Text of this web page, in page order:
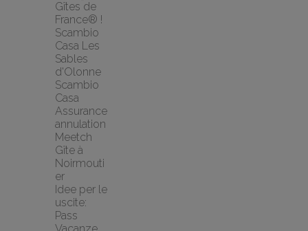
Gîtes de
France® !
Scambio
Casa Les
Sables
d'Olonne
Scambio
Casa
Assurance
annulation
Meetch
Gîte à
Noirmouti
er
Idee per le
uscite:
Pass